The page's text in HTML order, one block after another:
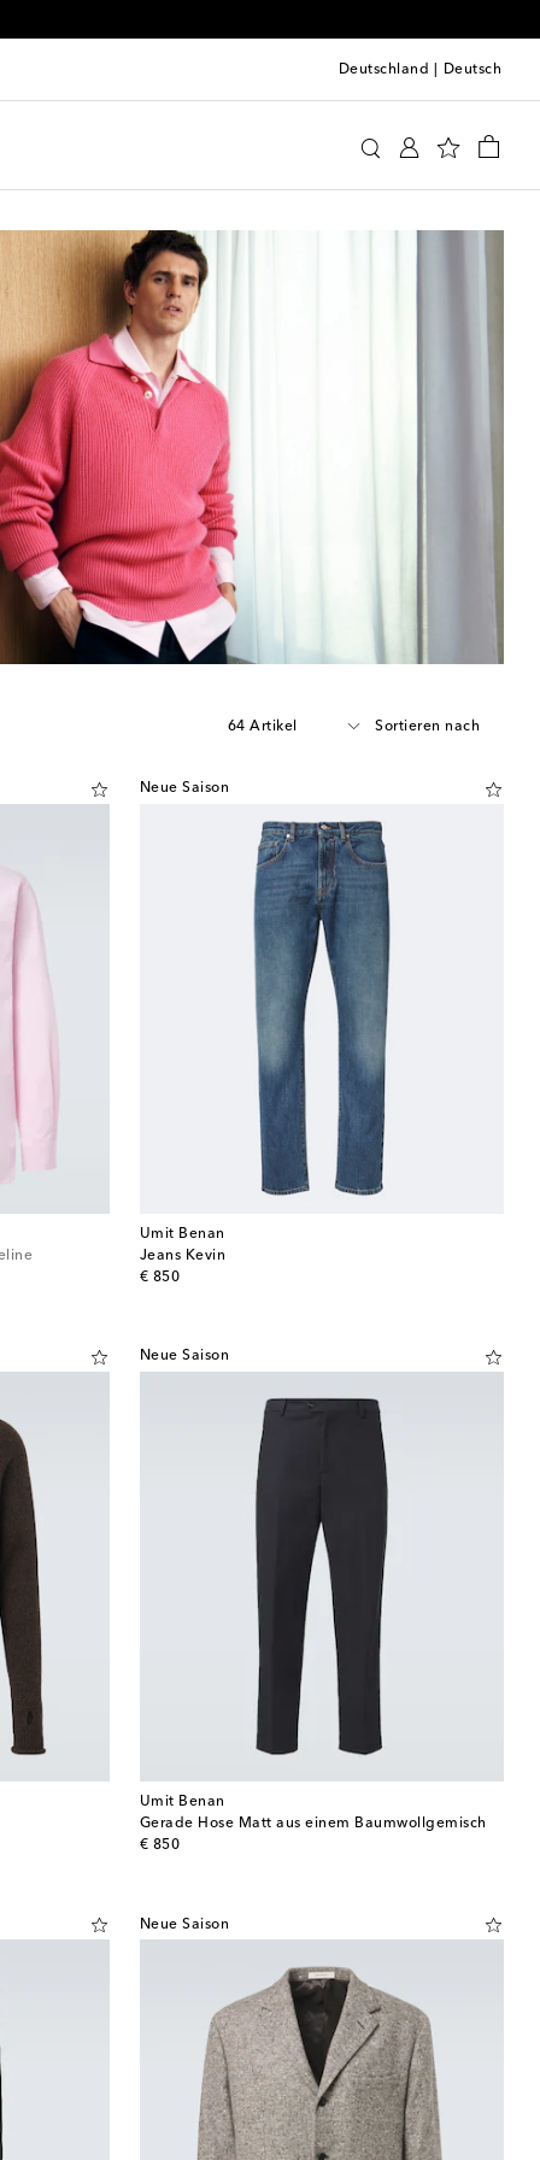
Deutschland Deutsch
64 Artikel Sortieren nach
Neue Saison
Umit Benan
Jeans Kevin
€ 850
original price
Neue Saison
Umit Benan
Gerade Hose Matt aus einem Baumwollgemisch
€ 850
original price
Neue Saison